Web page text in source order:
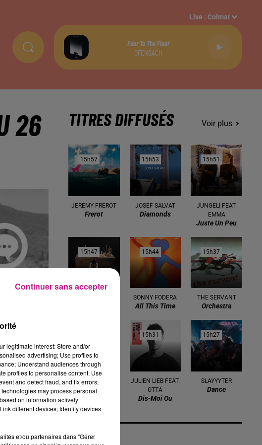
Live :Colmar
Four To The Floor
OFENBACH
26
TITRES DIFFUSÉS Voir plus
15h57
15h57
JEREMY FREROT
Frerot
15h53
15h53
JOSEF SALVAT
Diamonds
15h51
15h51
JUNGELI FEAT.
EMMA
Juste Un Peu
15h47
15h47 15h44
15h44
SONNY FODERA
All This Time
15h37
15h37
THE SERVANT
Orchestra
NAIKA
One Track Mind
15h31
15h31
JULIEN LIEB FEAT.
OTTA
Dis-Moi Ou
15h27
15h27
SLAYYYTER
Dance
legitimate interest: Store and/or
advertising; Use profiles to
Understand audiences through
profiles to personalise content; Use
and detect fraud, and fix errors;
may process personal
on information actively
different devices; Identify devices
et/ou partenaires dans "Gérer
Continuer sans accepter